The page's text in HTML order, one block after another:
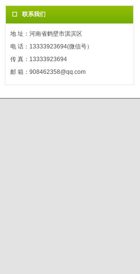
联系我们
地 址：河南省鹤壁市淇滨区
电 话：13333923694(微信号）
传 真：13333923694
邮 箱：908462358@qq.com